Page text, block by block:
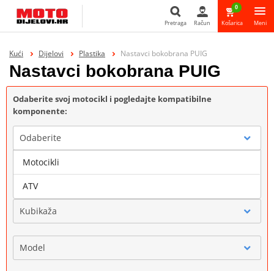
Pretraga Račun
0
Košarica Meni
Kući Dijelovi Plastika Nastavci bokobrana PUIG
Nastavci bokobrana PUIG
Odaberite svoj motocikl i pogledajte kompatibilne
komponente:
Odaberite
Marka
Kubikaža
Model
Motocikli
ATV